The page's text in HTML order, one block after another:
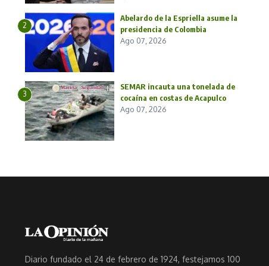
2
Abelardo de la Espriella asume la
presidencia de Colombia
Ago 07, 2026
3
SEMAR incauta una tonelada de
cocaína en costas de Acapulco
Ago 07, 2026
Diario fundado el 24 de febrero de 1924, festejamos 100